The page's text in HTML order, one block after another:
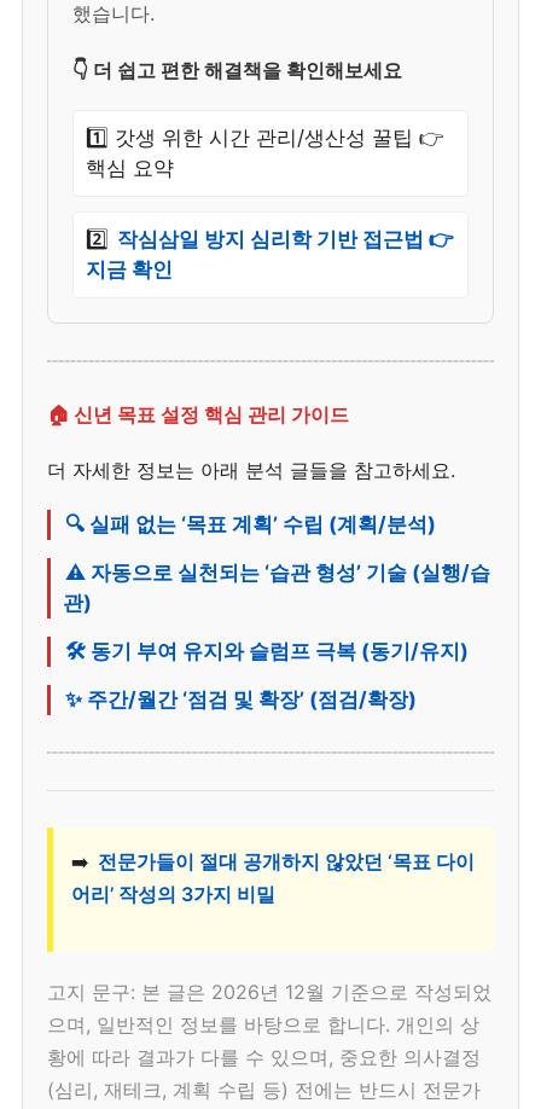
했습니다.
👇 더 쉽고 편한 해결책을 확인해보세요
1️⃣ 갓생 위한 시간 관리/생산성 꿀팁 👉
핵심 요약
2️⃣ 작심삼일 방지 심리학 기반 접근법 👉
지금 확인
🏠 신년 목표 설정 핵심 관리 가이드
더 자세한 정보는 아래 분석 글들을 참고하세요.
🔍 실패 없는 ‘목표 계획’ 수립 (계획/분석)
⚠️ 자동으로 실천되는 ‘습관 형성’ 기술 (실행/습
관)
🛠️ 동기 부여 유지와 슬럼프 극복 (동기/유지)
✨ 주간/월간 ‘점검 및 확장’ (점검/확장)
➡️ 전문가들이 절대 공개하지 않았던 ‘목표 다이
어리’ 작성의 3가지 비밀
고지 문구: 본 글은 2026년 12월 기준으로 작성되었
으며, 일반적인 정보를 바탕으로 합니다. 개인의 상
황에 따라 결과가 다를 수 있으며, 중요한 의사결정
(심리, 재테크, 계획 수립 등) 전에는 반드시 전문가